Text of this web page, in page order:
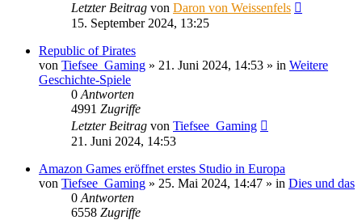
Letzter Beitrag von Daron von Weissenfels
15. September 2024, 13:25
Republic of Pirates
von Tiefsee_Gaming » 21. Juni 2024, 14:53 » in Weitere
Geschichte-Spiele
0 Antworten
4991 Zugriffe
Letzter Beitrag von Tiefsee_Gaming
21. Juni 2024, 14:53
Amazon Games eröffnet erstes Studio in Europa
von Tiefsee_Gaming » 25. Mai 2024, 14:47 » in Dies und das
0 Antworten
6558 Zugriffe